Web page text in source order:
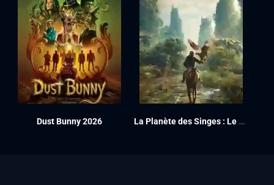
Dust Bunny 2026 La Planète des Singes : Le Nouveau Royaume 2024